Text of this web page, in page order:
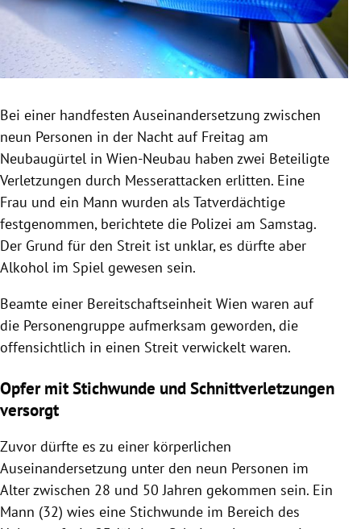
Untermenü
Untermenü
Untermenü
Untermenü
Bei einer handfesten Auseinandersetzung zwischen
neun Personen in der Nacht auf Freitag am
Neubaugürtel in Wien-Neubau haben zwei Beteiligte
Verletzungen durch Messerattacken erlitten. Eine
Frau und ein Mann wurden als Tatverdächtige
festgenommen, berichtete die Polizei am Samstag.
Der Grund für den Streit ist unklar, es dürfte aber
Alkohol im Spiel gewesen sein.
Beamte einer Bereitschaftseinheit Wien waren auf
die Personengruppe aufmerksam geworden, die
offensichtlich in einen Streit verwickelt waren.
Opfer mit Stichwunde und Schnittverletzungen
versorgt
Zuvor dürfte es zu einer körperlichen
Auseinandersetzung unter den neun Personen im
Alter zwischen 28 und 50 Jahren gekommen sein. Ein
Mann (32) wies eine Stichwunde im Bereich des